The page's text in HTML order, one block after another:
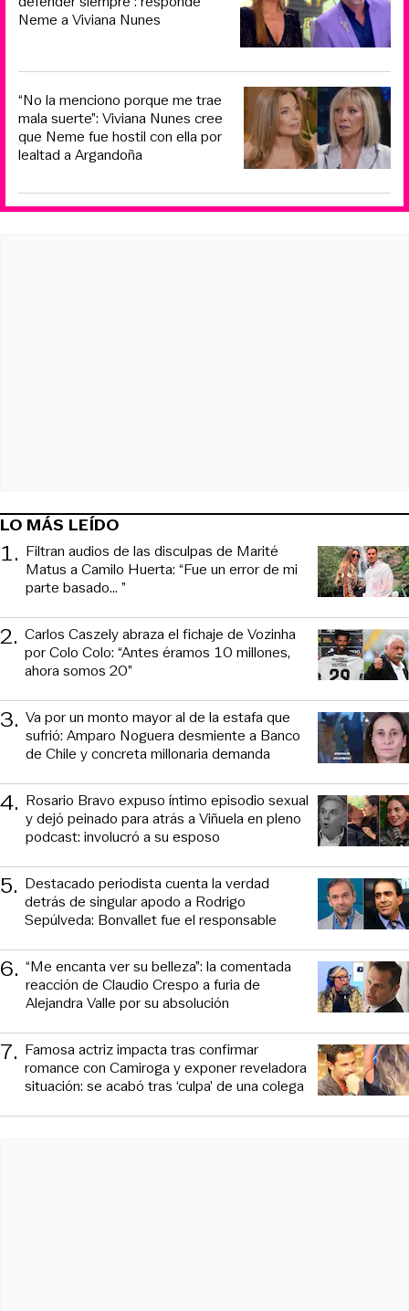
Neme a Viviana Nunes
“No la menciono porque me trae
mala suerte”: Viviana Nunes cree
que Neme fue hostil con ella por
lealtad a Argandoña
LO MÁS LEÍDO
1. Filtran audios de las disculpas de Marité
Matus a Camilo Huerta: “Fue un error de mi
parte basado... ”
2. Carlos Caszely abraza el fichaje de Vozinha
por Colo Colo: “Antes éramos 10 millones,
ahora somos 20”
3. Va por un monto mayor al de la estafa que
sufrió: Amparo Noguera desmiente a Banco
de Chile y concreta millonaria demanda
4. Rosario Bravo expuso íntimo episodio sexual
y dejó peinado para atrás a Viñuela en pleno
podcast: involucró a su esposo
5. Destacado periodista cuenta la verdad
detrás de singular apodo a Rodrigo
Sepúlveda: Bonvallet fue el responsable
6. “Me encanta ver su belleza”: la comentada
reacción de Claudio Crespo a furia de
Alejandra Valle por su absolución
7. Famosa actriz impacta tras confirmar
romance con Camiroga y exponer reveladora
situación: se acabó tras ‘culpa’ de una colega